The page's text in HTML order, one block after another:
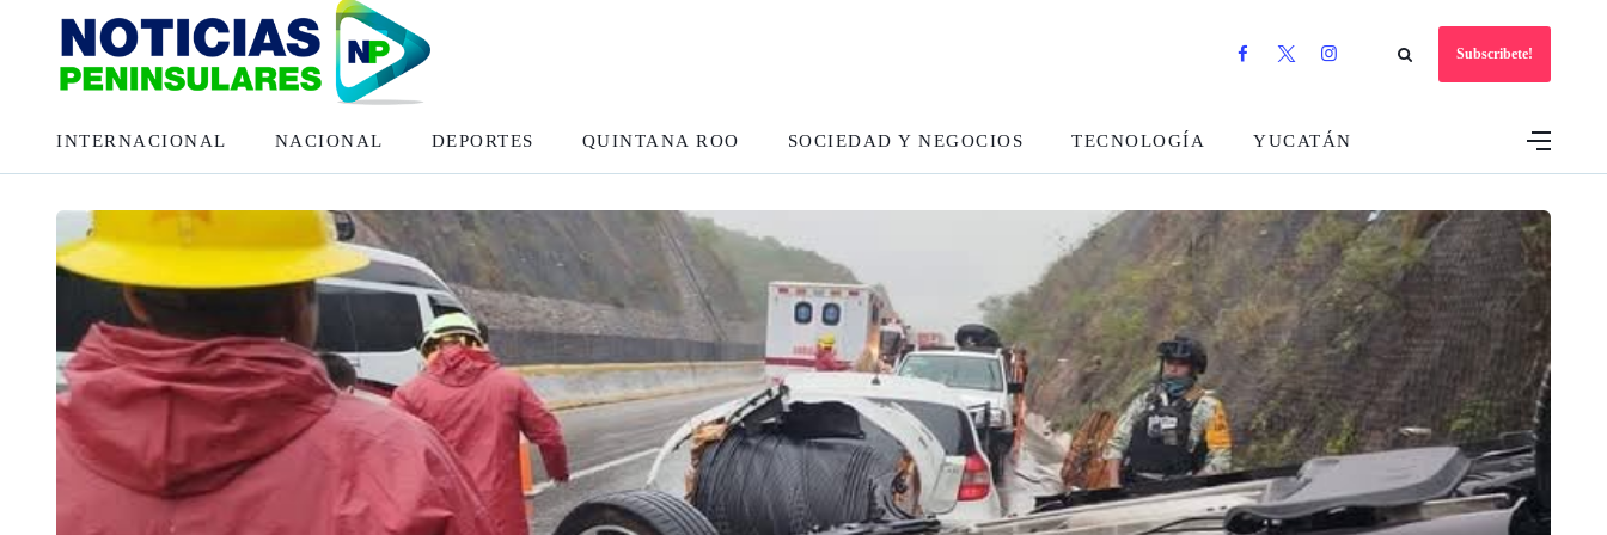
Subscribete!
INTERNACIONAL NACIONAL DEPORTES QUINTANA ROO SOCIEDAD Y NEGOCIOS TECNOLOGÍA YUCATÁN